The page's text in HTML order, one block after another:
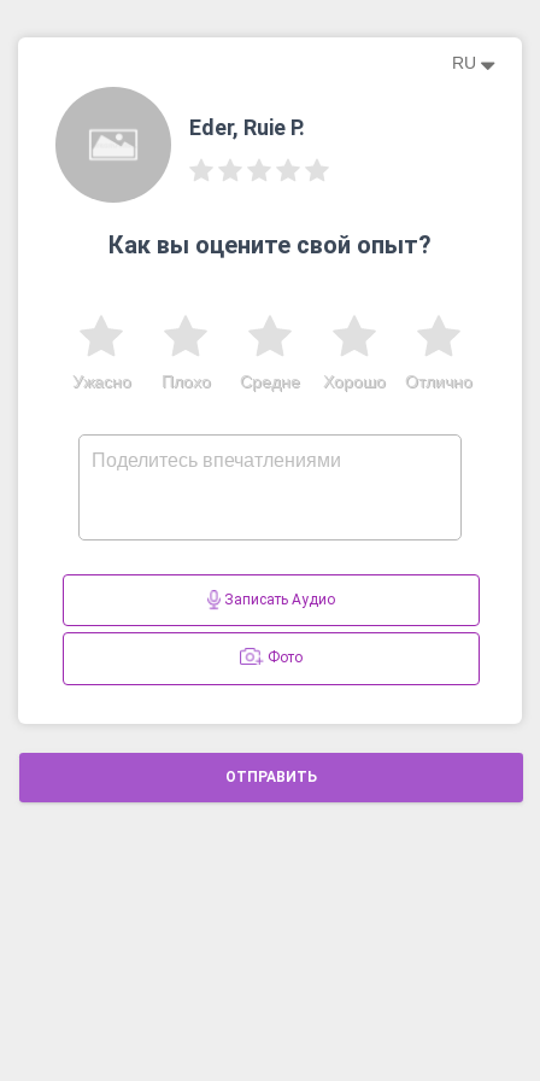
RU
Eder, Ruie P.
Как вы оцените свой опыт?
Отлично
Хорошо
Средне
Плохо
Ужасно
Записать Аудио
Фото
ОТПРАВИТЬ